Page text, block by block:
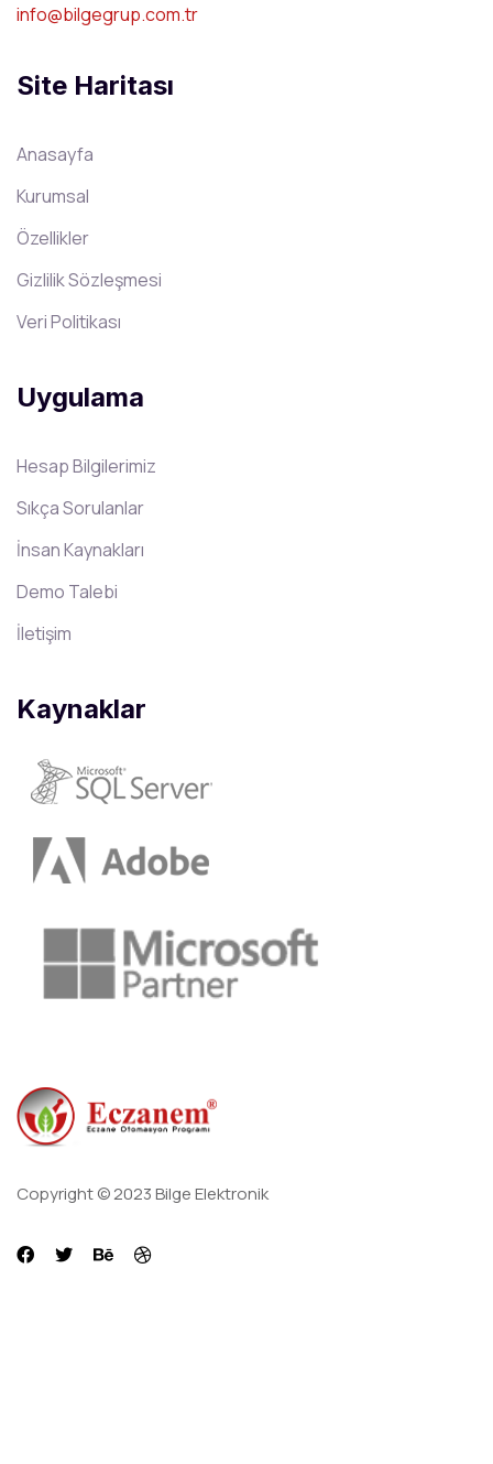
info@bilgegrup.com.tr
Site Haritası
Anasayfa
Kurumsal
Özellikler
Gizlilik Sözleşmesi
Veri Politikası
Uygulama
Hesap Bilgilerimiz
Sıkça Sorulanlar
İnsan Kaynakları
Demo Talebi
İletişim
Kaynaklar
Copyright © 2023 Bilge Elektronik